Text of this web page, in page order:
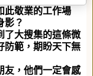
此敬業的工作場
影？
了大搜集的這條微
防範，期盼天下無
友，他們一定會感